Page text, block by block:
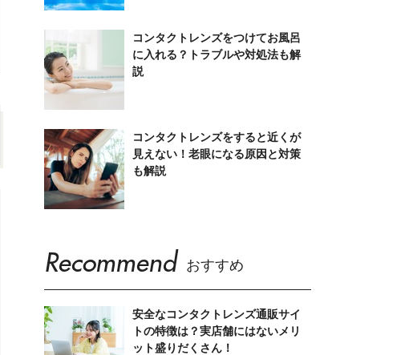
コンタクトレンズをつけてお風呂
に入れる？トラブルや対処法も解
説
コンタクトレンズをすると近くが
見えない！老眼になる原因と対策
も解説
Recommend おすすめ
安全なコンタクトレンズ通販サイ
トの特徴は？実店舗にはないメリ
ット盛りだくさん！